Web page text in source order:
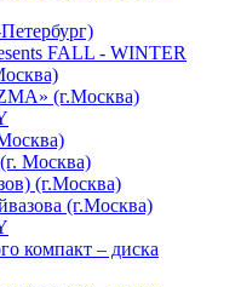
FALL - WINTER
(г.Москва)
Москва)
(г.Москва)
(г.Москва)
компакт – диска